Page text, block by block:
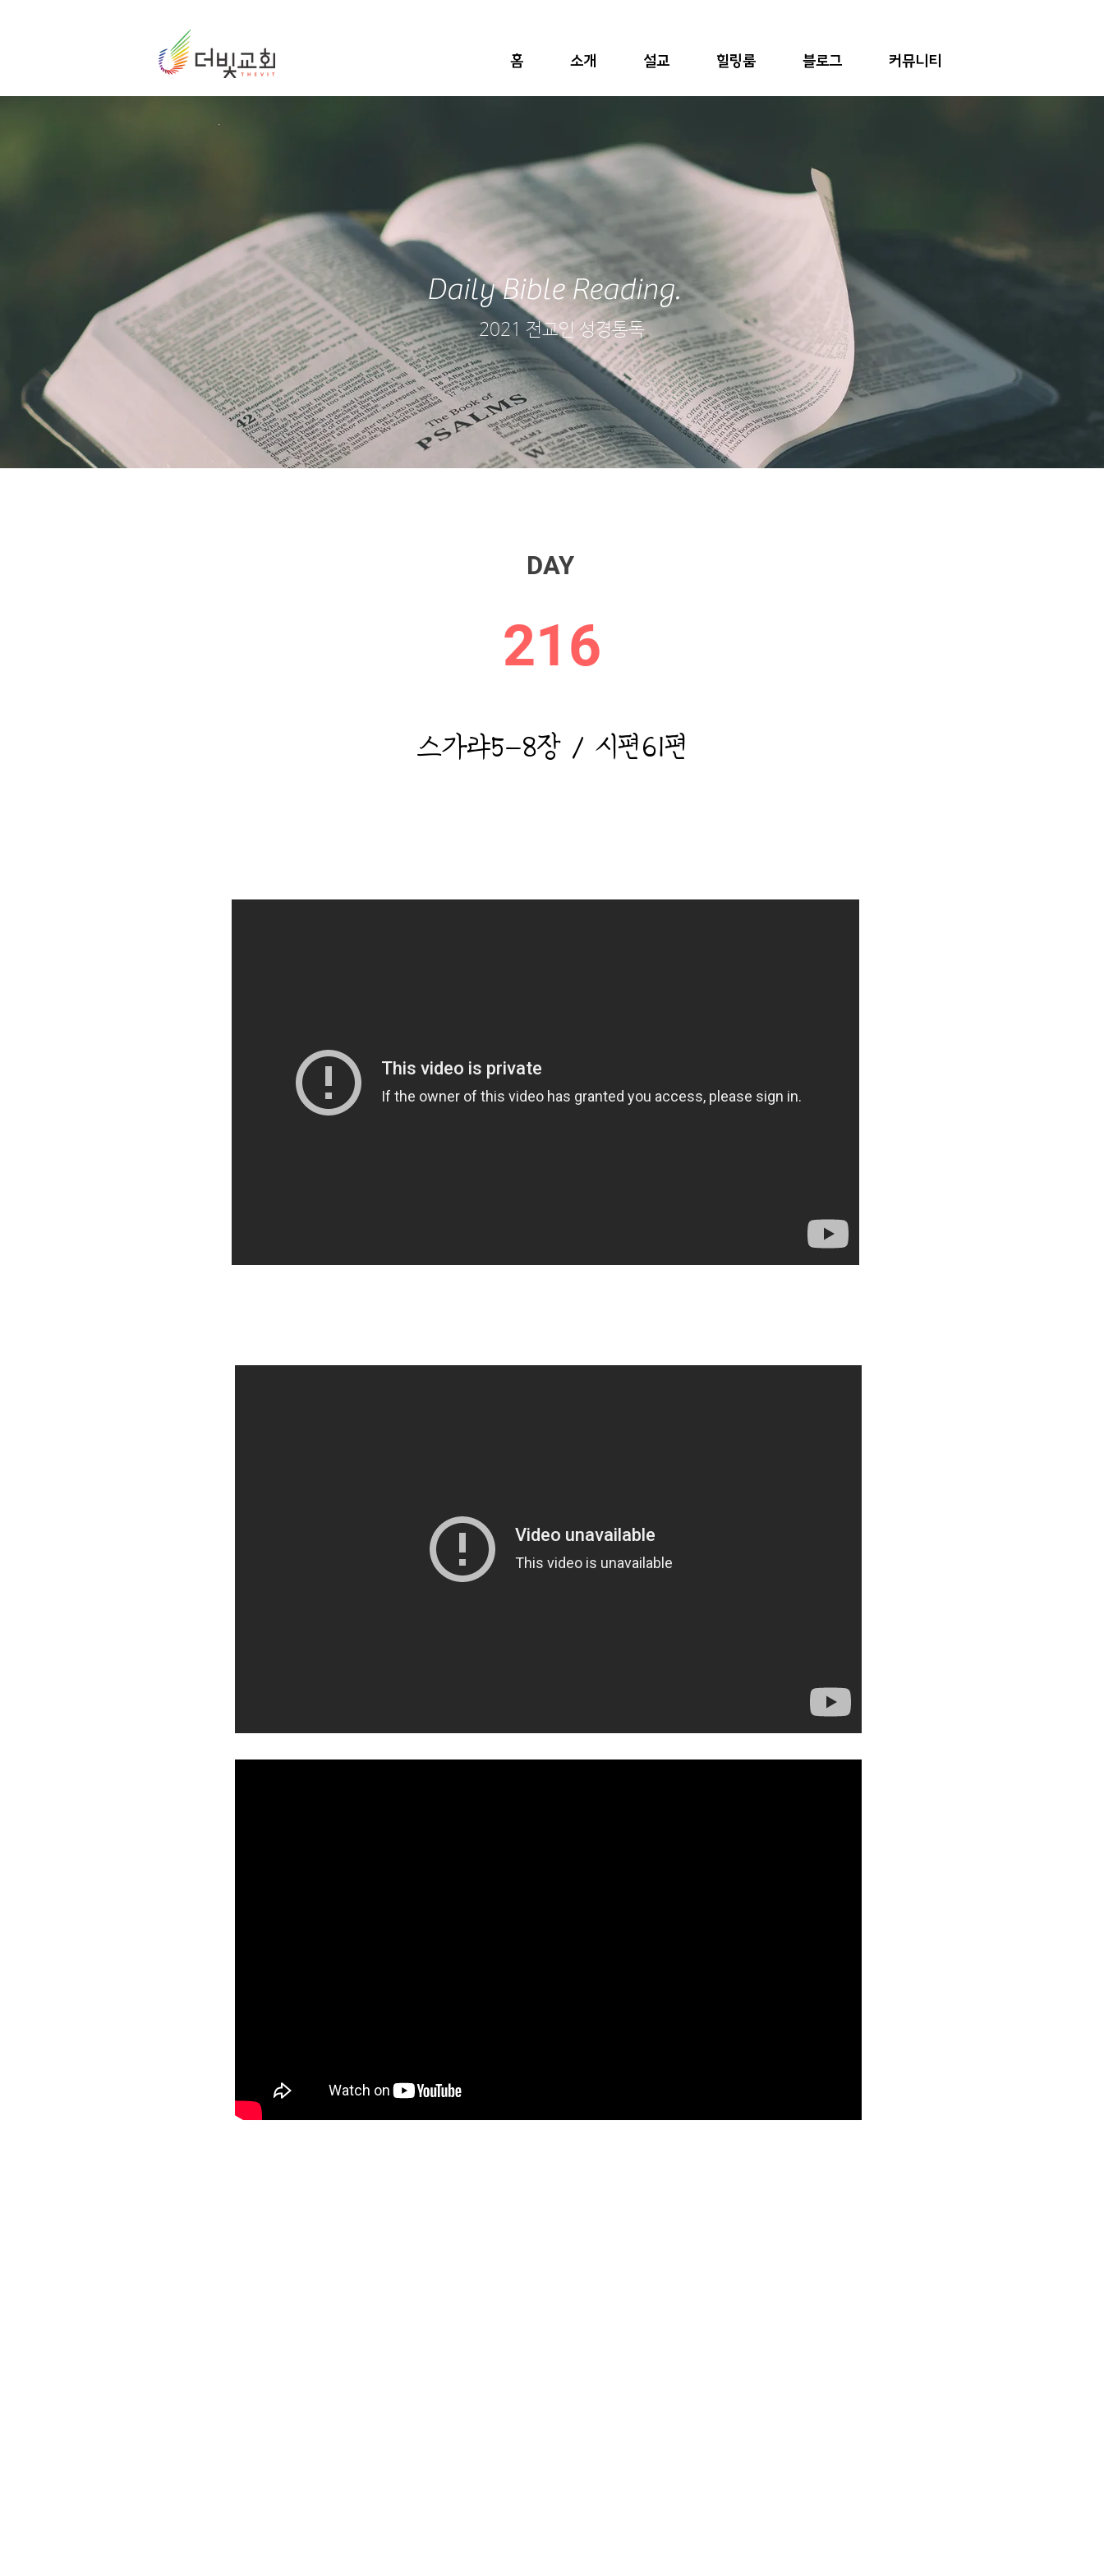
홈 소개 설교 힐링룸 블로그 커뮤니티
Daily Bible Reading.
2021 전교인 성경통독
DAY
216
스가랴5-8장 / 시편61편